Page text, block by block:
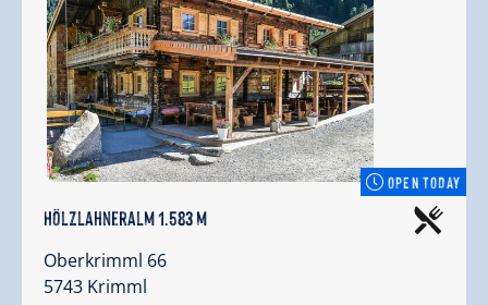
OPEN TODAY
Hölzlahneralm 1.583 m
Oberkrimml 66
5743 Krimml